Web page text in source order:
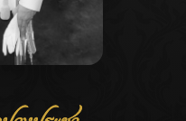
ตบชวา-ติดตั้งเครื่องสูบน้ำ